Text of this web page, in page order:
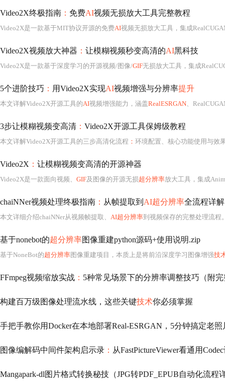
Video2X终极指南 ： 免费AI视频无损放大工具完整教程
Video2X是一款基于MIT协议开源的免费AI视频无损放大工具，集成
Video2X视频放大神器 ： 让模糊视频秒变高清的AI黑科技
Video2X是一款基于深度学习的开源视频/图像/GIF无损放大工具，集成
5个进阶技巧 ： 用Video2X实现AI视频增强与分辨率提升
本文详解Video2X开源工具的AI视频增强能力，涵盖RealESRGAN、
3步让模糊视频变高清 ： Video2X开源工具保姆级教程
本文详解Video2X开源工具的三步高清化流程 ： 环境配置、核心功能使用与效
Video2X ： 让模糊视频变高清的开源神器
Video2X是一款面向视频、 GIF及图像的开源无损超分辨率放大工具，集成
chaiNNer视频处理终极指南 ： 从帧提取到 AI超分辨率全流程详解
本文详细介绍chaiNNer从视频帧提取、 AI超分辨率到视频保存的完整处理流程。涵盖节点式工作流、批量处
基于nonebot的超分辨率图像重建python源码+使用说明.zip
基于NoneBot的超分辨率图像重建项目，本质上是将前沿深度学习图像增强技
FFmpeg视频缩放实战 ： 5种常见场景下的分辨率调整技巧（附
构建百万级图像处理流水线，这些关键技术你必须掌握
手把手教你用Docker在本地部署Real-ESRGAN，5分钟搞定老照
图像编解码中间件架构启示录 ： 从FastPictureViewer看通用
Mangapark-dl图片格式转换秘技（JPG转PDF_EPUB自动化流程